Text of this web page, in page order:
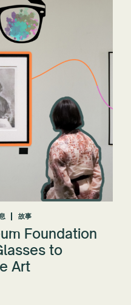
故事
Foundation
to
Art